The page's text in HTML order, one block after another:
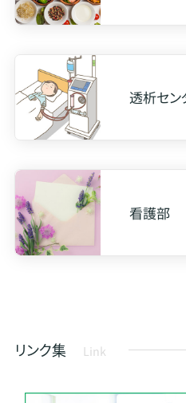
2025.5. 1
2024.4.22
計画停電のお知らせ
2023.5.31
2023.5.31
新型コロナウイルスワクチン（３
ご案内
ART(生殖補助医療)センター開
透析セン
看護部
リンク集 Link